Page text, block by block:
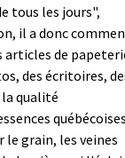
tous les jours",
il a donc
articles de
des écritoires,
la qualité
le grain, les veines